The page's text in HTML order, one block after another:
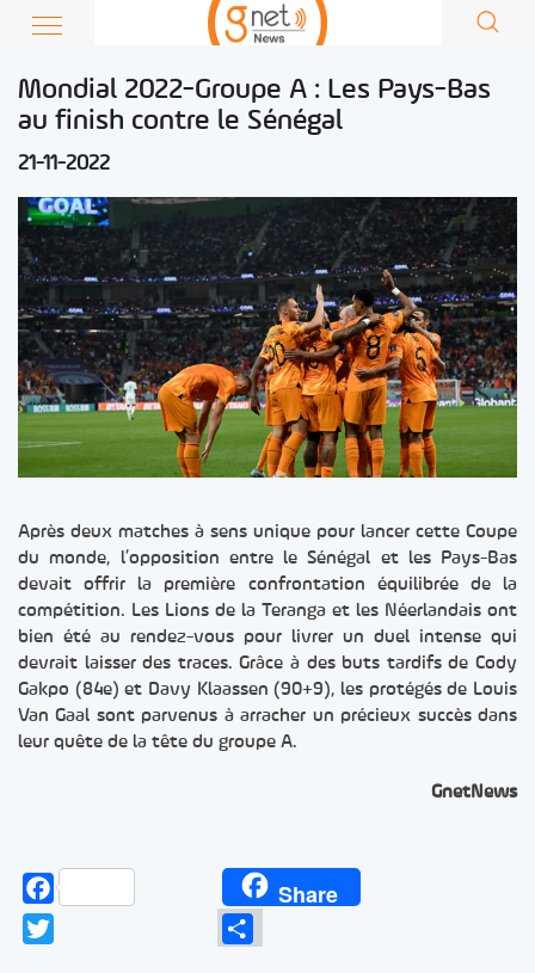
Mondial 2022-Groupe A : Les Pays-Bas
au finish contre le Sénégal
21-11-2022
Après deux matches à sens unique pour lancer cette Coupe
du monde, l’opposition entre le Sénégal et les Pays-Bas
devait offrir la première confrontation équilibrée de la
compétition. Les Lions de la Teranga et les Néerlandais ont
bien été au rendez-vous pour livrer un duel intense qui
devrait laisser des traces. Grâce à des buts tardifs de Cody
Gakpo (84e) et Davy Klaassen (90+9), les protégés de Louis
Van Gaal sont parvenus à arracher un précieux succès dans
leur quête de la tête du groupe A.
GnetNews
Facebook Share